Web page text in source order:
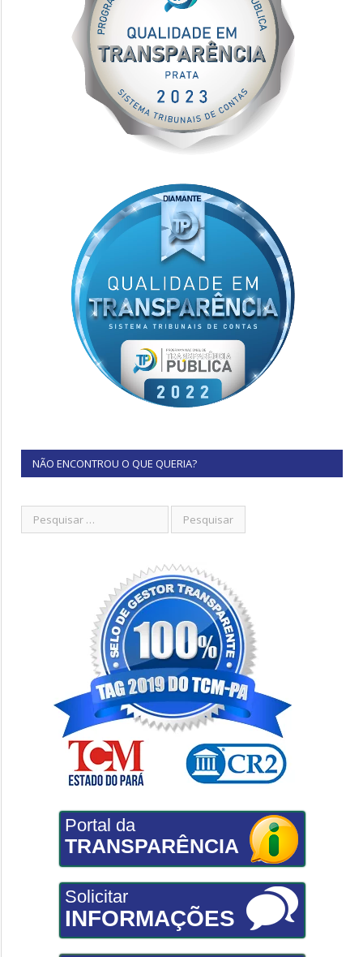
NÃO ENCONTROU O QUE QUERIA?
Portal da
TRANSPARÊNCIA
Solicitar
INFORMAÇÕES